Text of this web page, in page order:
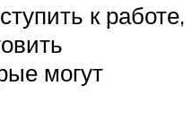
к работе,
могут